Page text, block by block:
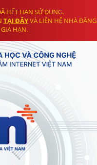
HẾT HẠN SỬ DỤNG.
TẠI ĐÂYVÀ LIÊN HỆ NHÀ ĐĂNG
HẠN.